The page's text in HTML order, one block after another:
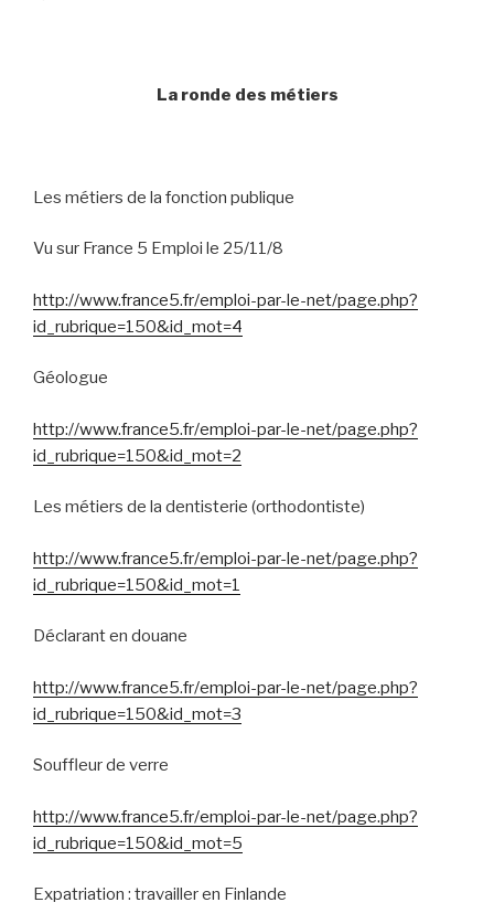
La ronde des métiers
Les métiers de la fonction publique
Vu sur France 5 Emploi le 25/11/8
http://www.france5.fr/emploi-par-le-net/page.php?
id_rubrique=150&id_mot=4
Géologue
http://www.france5.fr/emploi-par-le-net/page.php?
id_rubrique=150&id_mot=2
Les métiers de la dentisterie (orthodontiste)
http://www.france5.fr/emploi-par-le-net/page.php?
id_rubrique=150&id_mot=1
Déclarant en douane
http://www.france5.fr/emploi-par-le-net/page.php?
id_rubrique=150&id_mot=3
Souffleur de verre
http://www.france5.fr/emploi-par-le-net/page.php?
id_rubrique=150&id_mot=5
Expatriation : travailler en Finlande